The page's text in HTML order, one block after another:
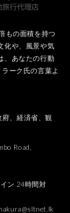
もの面積を持つ
化や、風景や気
、あなたの行動
ク氏の言葉よ
、経済省、観
Road,
ン 24時間対